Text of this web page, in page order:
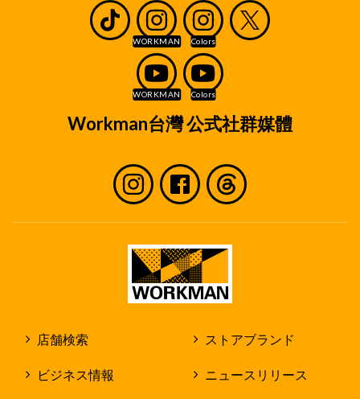
Workman台灣 公式社群媒體
店舗検索 ストアブランド
ビジネス情報 ニュースリリース